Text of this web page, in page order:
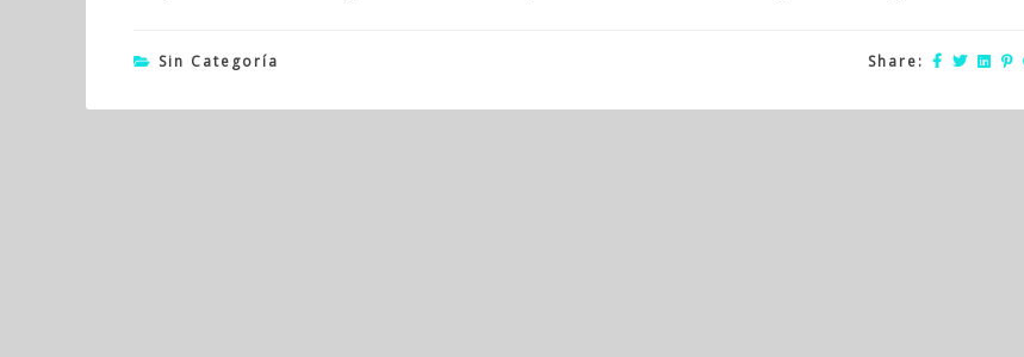
Sin Categoría Share: